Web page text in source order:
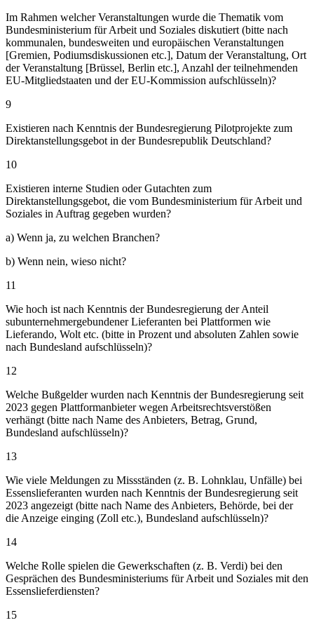
Im Rahmen welcher Veranstaltungen wurde die Thematik vom
Bundesministerium für Arbeit und Soziales diskutiert (bitte nach
kommunalen, bundesweiten und europäischen Veranstaltungen
[Gremien, Podiumsdiskussionen etc.], Datum der Veranstaltung, Ort
der Veranstaltung [Brüssel, Berlin etc.], Anzahl der teilnehmenden
EU-Mitgliedstaaten und der EU-Kommission aufschlüsseln)?
9
Existieren nach Kenntnis der Bundesregierung Pilotprojekte zum
Direktanstellungsgebot in der Bundesrepublik Deutschland?
10
Existieren interne Studien oder Gutachten zum
Direktanstellungsgebot, die vom Bundesministerium für Arbeit und
Soziales in Auftrag gegeben wurden?
a) Wenn ja, zu welchen Branchen?
b) Wenn nein, wieso nicht?
11
Wie hoch ist nach Kenntnis der Bundesregierung der Anteil
subunternehmergebundener Lieferanten bei Plattformen wie
Lieferando, Wolt etc. (bitte in Prozent und absoluten Zahlen sowie
nach Bundesland aufschlüsseln)?
12
Welche Bußgelder wurden nach Kenntnis der Bundesregierung seit
2023 gegen Plattformanbieter wegen Arbeitsrechtsverstößen
verhängt (bitte nach Name des Anbieters, Betrag, Grund,
Bundesland aufschlüsseln)?
13
Wie viele Meldungen zu Missständen (z. B. Lohnklau, Unfälle) bei
Essenslieferanten wurden nach Kenntnis der Bundesregierung seit
2023 angezeigt (bitte nach Name des Anbieters, Behörde, bei der
die Anzeige einging (Zoll etc.), Bundesland aufschlüsseln)?
14
Welche Rolle spielen die Gewerkschaften (z. B. Verdi) bei den
Gesprächen des Bundesministeriums für Arbeit und Soziales mit den
Essenslieferdiensten?
15